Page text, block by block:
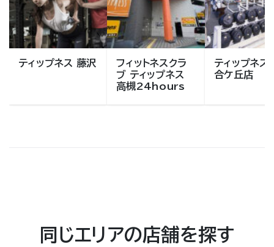
ティップネス 藤沢
フィットネスクラ
ブ ティップネス
高槻24hours
ティップネス
合ケ丘店
同じエリアの店舗を探す